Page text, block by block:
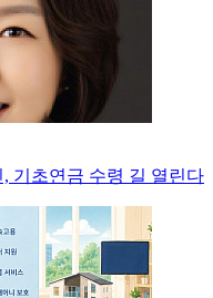
기초연금 수령 길 열린다